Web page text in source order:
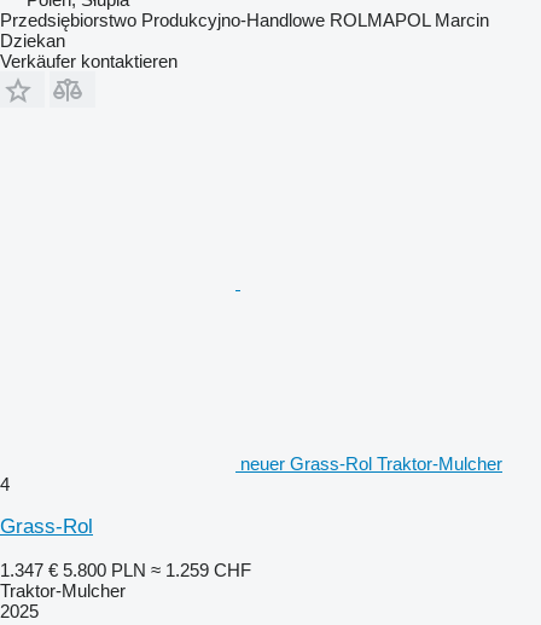
Przedsiębiorstwo Produkcyjno-Handlowe ROLMAPOL Marcin
Dziekan
Verkäufer kontaktieren
neuer Grass-Rol Traktor-Mulcher
4
Grass-Rol
1.347 € 5.800 PLN ≈ 1.259 CHF
Traktor-Mulcher
2025